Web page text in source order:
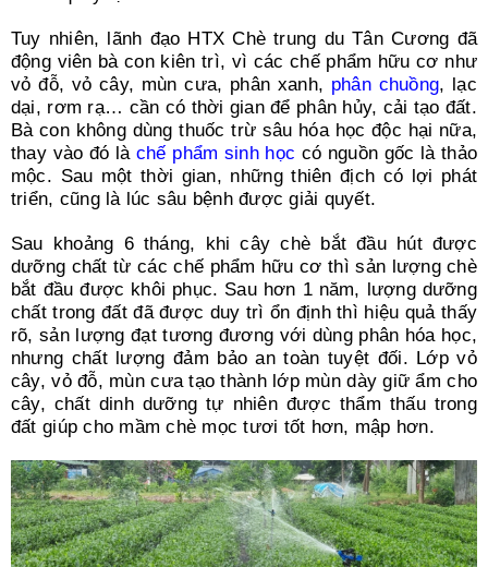
Tuy nhiên, lãnh đạo HTX Chè trung du Tân Cương đã
động viên bà con kiên trì, vì các chế phẩm hữu cơ như
vỏ đỗ, vỏ cây, mùn cưa, phân xanh, phân chuồng, lạc
dại, rơm rạ… cần có thời gian để phân hủy, cải tạo đất.
Bà con không dùng thuốc trừ sâu hóa học độc hại nữa,
thay vào đó là chế phẩm sinh học có nguồn gốc là thảo
mộc. Sau một thời gian, những thiên địch có lợi phát
triển, cũng là lúc sâu bệnh được giải quyết.
Sau khoảng 6 tháng, khi cây chè bắt đầu hút được
dưỡng chất từ các chế phẩm hữu cơ thì sản lượng chè
bắt đầu được khôi phục. Sau hơn 1 năm, lượng dưỡng
chất trong đất đã được duy trì ổn định thì hiệu quả thấy
rõ, sản lượng đạt tương đương với dùng phân hóa học,
nhưng chất lượng đảm bảo an toàn tuyệt đối. Lớp vỏ
cây, vỏ đỗ, mùn cưa tạo thành lớp mùn dày giữ ẩm cho
cây, chất dinh dưỡng tự nhiên được thẩm thấu trong
đất giúp cho mầm chè mọc tươi tốt hơn, mập hơn.